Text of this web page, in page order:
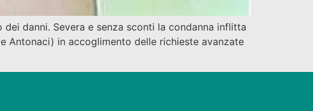
dei danni. Severa e senza sconti la condanna inflitta
Antonaci) in accoglimento delle richieste avanzate